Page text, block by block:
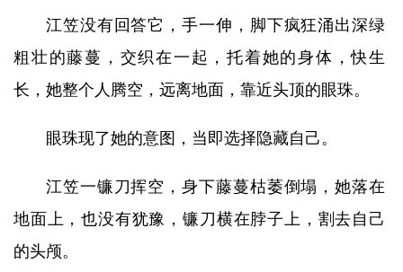
江笠没有回答它，手一伸，脚下疯狂涌出深绿
粗壮的藤蔓，交织在一起，托着她的身体，快生
长，她整个人腾空，远离地面，靠近头顶的眼珠。
眼珠现了她的意图，当即选择隐藏自己。
江笠一镰刀挥空，身下藤蔓枯萎倒塌，她落在
地面上，也没有犹豫，镰刀横在脖子上，割去自己
的头颅。